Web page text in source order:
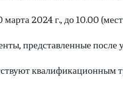
2024 г., до 10.00
представленные после
квалификационным